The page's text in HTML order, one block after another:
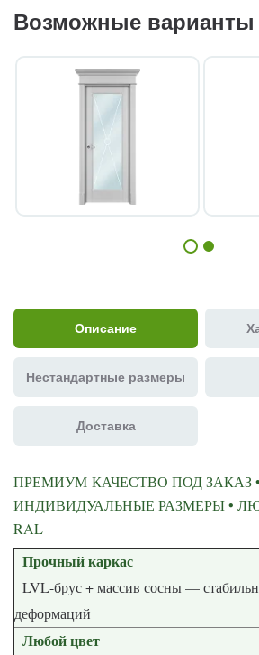
Возможные варианты
Описание
Нестандартные размеры
Доставка
ПРЕМИУМ-КАЧЕСТВО ПОД ЗАКАЗ •
ИНДИВИДУАЛЬНЫЕ РАЗМЕРЫ •
RAL
Прочный каркас
LVL-брус + массив сосны —
Любой цвет